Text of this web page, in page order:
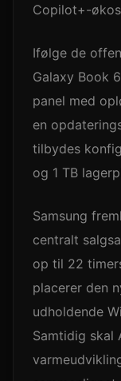
Copilot+-
Ifølge de
Galaxy Book
panel med
en
tilbydes
og 1 TB
Samsung
centralt
op til 22
placerer den
udholdende
Samtidig skal